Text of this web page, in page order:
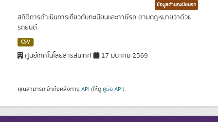
ข้อมูลด้านทะเบียนรถ
สถิติการดำเนินการเกี่ยวกับทะเบียนและภาษีรถ ตามกฎหมายว่าด้วย
รถยนต์
CSV
ศูนย์เทคโนโลยีสารสนเทศ 17 มีนาคม 2569
คุณสามารถเข้าถึงคลังทาง API (ให้ดู คู่มือ API).